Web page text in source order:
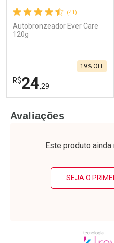
Ativar Desconto
Comprar sem Desconto
Por R$ 129,90/cada
(41)
Autobronzeador Ever Care
120g
R$24,29
19% OFF
Laboratório
Por Menos
Avaliações
Este produto
SEJA O